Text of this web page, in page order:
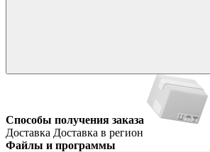
Способы получения заказа
Доставка Доставка в регион
Файлы и программы